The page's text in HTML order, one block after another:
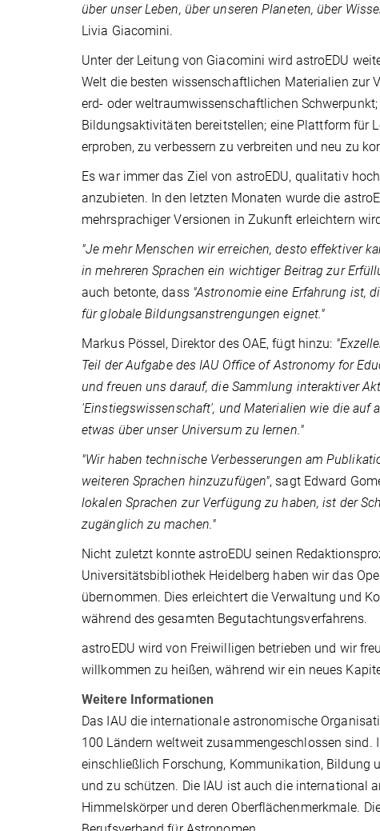
über unser Leben, über unseren Planeten, über
Livia Giacomini.
Unter der Leitung von Giacomini wird astroEDU
Welt die besten wissenschaftlichen Materialien zur
erd- oder weltraumwissenschaftlichen
Bildungsaktivitäten bereitstellen; eine Plattform für
erproben, zu verbessern zu verbreiten und neu zu
Es war immer das Ziel von astroEDU, qualitativ
anzubieten. In den letzten Monaten wurde die
mehrsprachiger Versionen in Zukunft erleichtern
"Je mehr Menschen wir erreichen, desto effektiver
in mehreren Sprachen ein wichtiger Beitrag zur
auch betonte, dass "Astronomie eine Erfahrung ist,
für globale Bildungsanstrengungen eignet."
Markus Pössel, Direktor des OAE, fügt hinzu:
Teil der Aufgabe des IAU Office of Astronomy for
und freuen uns darauf, die Sammlung interaktiver
'Einstiegswissenschaft', und Materialien wie die auf
etwas über unser Universum zu lernen."
"Wir haben technische Verbesserungen am
weiteren Sprachen hinzuzufügen", sagt Edward
lokalen Sprachen zur Verfügung zu haben, ist der
zugänglich zu machen."
Nicht zuletzt konnte astroEDU seinen
Universitätsbibliothek Heidelberg haben wir das
übernommen. Dies erleichtert die Verwaltung und
während des gesamten Begutachtungsverfahrens.
astroEDU wird von Freiwilligen betrieben und wir
willkommen zu heißen, während wir ein neues
Weitere Informationen
Das IAU die internationale astronomische
100 Ländern weltweit zusammengeschlossen sind.
einschließlich Forschung, Kommunikation, Bildung
und zu schützen. Die IAU ist auch die international
Himmelskörper und deren Oberflächenmerkmale.